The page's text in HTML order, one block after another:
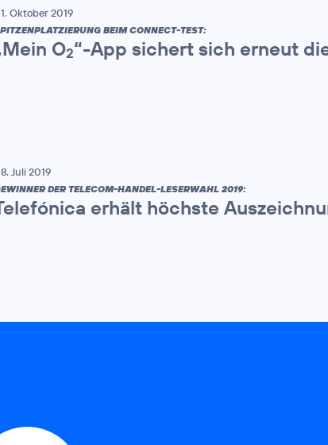
Oktober 2019
BEIM CONNECT-TEST:
O2“-App sichert sich erneut
Juli 2019
DER TELECOM-HANDEL-LESERWAHL 2019:
erhält höchste